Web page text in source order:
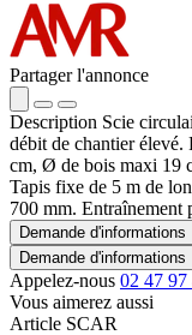
Partager l'annonce
Description Scie
débit de chantier élevé.
cm, Ø de bois maxi 19
Tapis fixe de 5 m de
700 mm. Entraînement
Demande d'informations
Demande d'informations
Appelez-nous 02 47 97
Vous aimerez aussi
Article SCAR